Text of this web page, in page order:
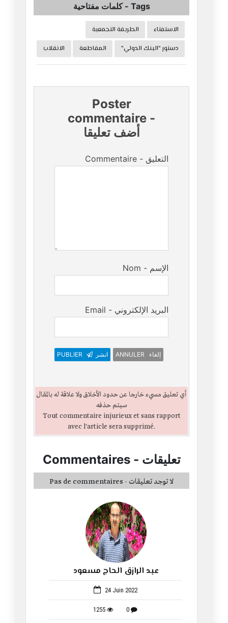
عبد الرازق الحاج مسعود
24 Juin 2022
1255 0
Tags
-كلمات مفتاحية
الاستفتاء
الطريقة التجمعية
دستور "البنك الدولي"
المقاطعة الانقلاب
Poster
commentaire -
أضف تعليقا
Commentaire - التعليق
Nom - الإسم
Email - البريد الإلكتروني
PUBLIER انشر ANNULER إلغاء
أي تعليق مسيء خارجا عن حدود الأخلاق ولا علاقة له بالمقال
سيتم حذفه
Tout commentaire injurieux et sans rapport
avec l'article sera supprimé.
Commentaires- تعليقات
Pas de commentaires - لا توجد تعليقات